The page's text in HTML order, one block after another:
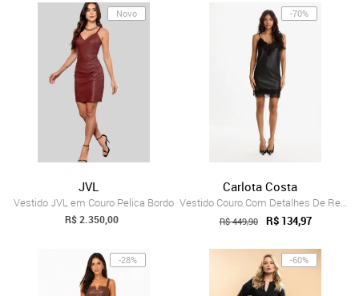
Novo
JVL
Vestido JVL em Couro Pelica Bordo
R$ 2.350,00
-70%
Carlota Costa
Vestido Couro Com Detalhes De Renda Carl...
R$ 449,90 R$ 134,97
-28% -60%